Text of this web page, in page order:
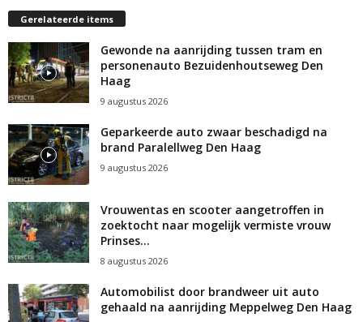
Gerelateerde items
Gewonde na aanrijding tussen tram en
personenauto Bezuidenhoutseweg Den
Haag
9 augustus 2026
Geparkeerde auto zwaar beschadigd na
brand Paralellweg Den Haag
9 augustus 2026
Vrouwentas en scooter aangetroffen in
zoektocht naar mogelijk vermiste vrouw
Prinses...
8 augustus 2026
Automobilist door brandweer uit auto
gehaald na aanrijding Meppelweg Den Haag